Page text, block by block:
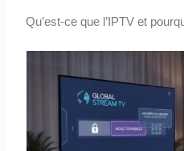
Qu’est-ce que l’IPTV et